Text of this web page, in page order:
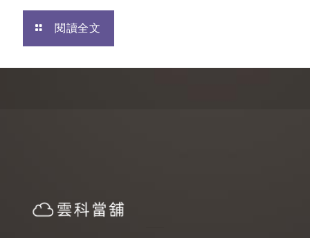
閱讀全文